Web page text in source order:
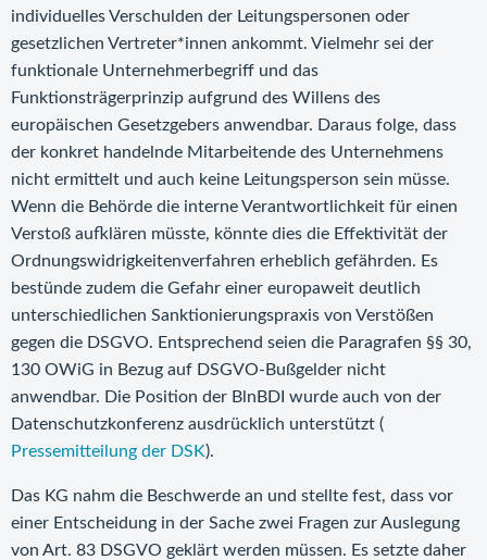
individuelles Verschulden der Leitungspersonen oder
gesetzlichen Vertreter*innen ankommt. Vielmehr sei der
funktionale Unternehmerbegriff und das
Funktionsträgerprinzip aufgrund des Willens des
europäischen Gesetzgebers anwendbar. Daraus folge, dass
der konkret handelnde Mitarbeitende des Unternehmens
nicht ermittelt und auch keine Leitungsperson sein müsse.
Wenn die Behörde die interne Verantwortlichkeit für einen
Verstoß aufklären müsste, könnte dies die Effektivität der
Ordnungswidrigkeitenverfahren erheblich gefährden. Es
bestünde zudem die Gefahr einer europaweit deutlich
unterschiedlichen Sanktionierungspraxis von Verstößen
gegen die DSGVO. Entsprechend seien die Paragrafen §§ 30,
130 OWiG in Bezug auf DSGVO-Bußgelder nicht
anwendbar. Die Position der BlnBDI wurde auch von der
Datenschutzkonferenz ausdrücklich unterstützt (
Pressemitteilung der DSK).
Das KG nahm die Beschwerde an und stellte fest, dass vor
einer Entscheidung in der Sache zwei Fragen zur Auslegung
von Art. 83 DSGVO geklärt werden müssen. Es setzte daher